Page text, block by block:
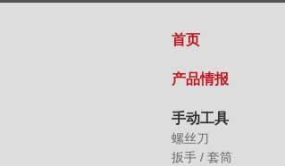
首页
产品情报
手动工具
螺丝刀
扳手 / 套筒